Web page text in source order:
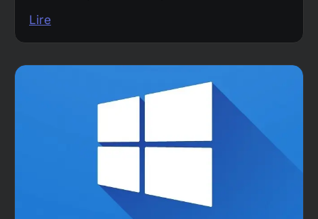
Lire